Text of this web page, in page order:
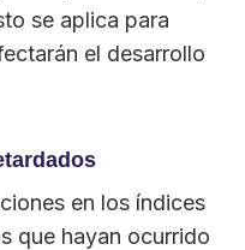
se aplica para
el desarrollo
en los índices
que hayan ocurrido